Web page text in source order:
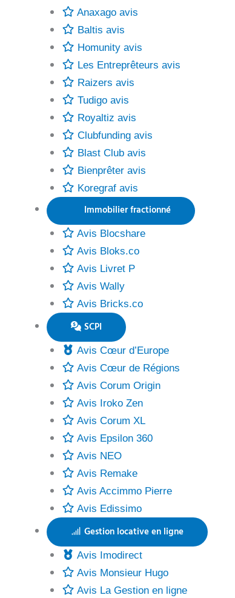
Anaxago avis
Baltis avis
Homunity avis
Les Entreprêteurs avis
Raizers avis
Tudigo avis
Royaltiz avis
Clubfunding avis
Blast Club avis
Bienprêter avis
Koregraf avis
Immobilier fractionné
Avis Blocshare
Avis Bloks.co
Avis Livret P
Avis Wally
Avis Bricks.co
SCPI
Avis Cœur d’Europe
Avis Cœur de Régions
Avis Corum Origin
Avis Iroko Zen
Avis Corum XL
Avis Epsilon 360
Avis NEO
Avis Remake
Avis Accimmo Pierre
Avis Edissimo
Gestion locative en ligne
Avis Imodirect
Avis Monsieur Hugo
Avis La Gestion en ligne